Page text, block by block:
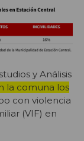
y Análisis
la comuna los
con violencia
(VIF) en